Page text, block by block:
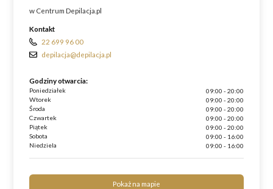
w Centrum Depilacja.pl
Kontakt
22 699 96 00
depilacja@depilacja.pl
Godziny otwarcia:
Poniedziałek
09:00 - 20:00
Wtorek
09:00 - 20:00
Środa
09:00 - 20:00
Czwartek
09:00 - 20:00
Piątek
09:00 - 20:00
Sobota
09:00 - 16:00
Niedziela
09:00 - 16:00
Pokaż na mapie